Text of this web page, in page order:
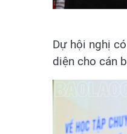
Dự hội nghị
diện cho cán